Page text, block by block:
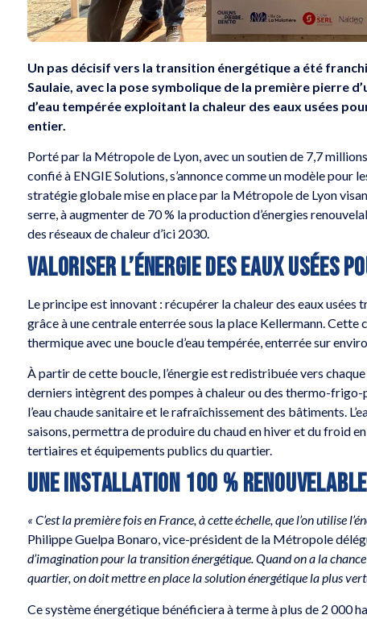
Un pas décisif vers la transition énergétique a été
Saulaie, avec la pose symbolique de la première pierre
d’eau tempérée exploitant la chaleur des eaux usées
entier.
Porté par la Métropole de Lyon, avec un soutien de 7,7
confié à ENGIE Solutions, s’annonce comme un modèle pour
stratégie globale mise en place par la Métropole de Lyon
serre, à augmenter de 70 % la production d’énergies
des réseaux de chaleur d’ici 2030.
VALORISER L’ÉNERGIE DES EAUX USÉES
Le principe est innovant : récupérer la chaleur des eaux
grâce à une centrale enterrée sous la place Kellermann. Cette
thermique avec une boucle d’eau tempérée, enterrée sur
À partir de cette boucle, l’énergie est redistribuée vers
derniers intègrent des pompes à chaleur ou des thermo-
l’eau chaude sanitaire et le rafraîchissement des bâtiments.
saisons, permettra de produire du chaud en hiver et du froid
tertiaires et équipements publics du quartier.
UNE INSTALLATION 100 %
« C’est la première fois en France, à cette échelle, que l’on utilise
Philippe Guelpa Bonaro, vice-président de la Métropole
d’imagination pour la transition énergétique. Quand on a la
quartier, on doit mettre en place la solution énergétique la plus
Ce système énergétique bénéficiera à terme à plus de 2 000